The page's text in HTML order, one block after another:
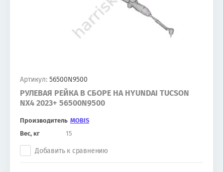
Артикул: 56500N9500
РУЛЕВАЯ РЕЙКА В СБОРЕ НА HYUNDAI TUCSON
NX4 2023+ 56500N9500
Производитель MOBIS
Вес, кг
15
Добавить к сравнению